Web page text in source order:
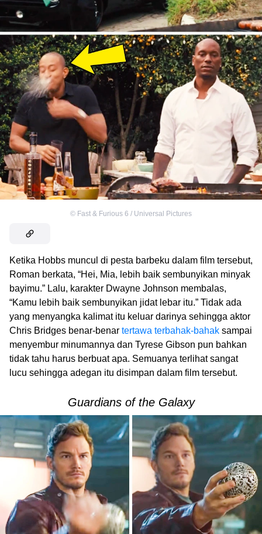
© Fast & Furious 6 / Universal Pictures
Ketika Hobbs muncul di pesta barbeku dalam film tersebut,
Roman berkata, “Hei, Mia, lebih baik sembunyikan minyak
bayimu.” Lalu, karakter Dwayne Johnson membalas,
“Kamu lebih baik sembunyikan jidat lebar itu.” Tidak ada
yang menyangka kalimat itu keluar darinya sehingga aktor
Chris Bridges benar-benar tertawa terbahak-bahak sampai
menyembur minumannya dan Tyrese Gibson pun bahkan
tidak tahu harus berbuat apa. Semuanya terlihat sangat
lucu sehingga adegan itu disimpan dalam film tersebut.
Guardians of the Galaxy